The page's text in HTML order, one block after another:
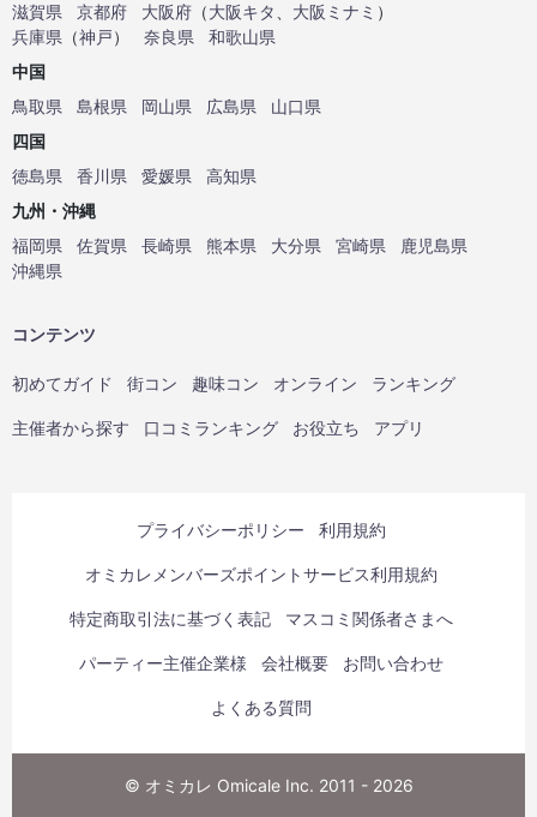
滋賀県
京都府 大阪府 （大阪キタ 大阪ミナミ ）
兵庫県 （神戸） 奈良県
和歌山県
中国
鳥取県
島根県 岡山県 広島県
山口県
四国
徳島県
香川県 愛媛県
高知県
九州・沖縄
福岡県
佐賀県 長崎県 熊本県 大分県 宮崎県
鹿児島県
沖縄県
コンテンツ
初めてガイド 街コン 趣味コン オンライン ランキング
主催者から探す 口コミランキング お役立ち アプリ
プライバシーポリシー 利用規約
オミカレメンバーズポイントサービス利用規約
特定商取引法に基づく表記 マスコミ関係者さまへ
パーティー主催企業様 会社概要 お問い合わせ
よくある質問
© オミカレ Omicale Inc. 2011 - 2026